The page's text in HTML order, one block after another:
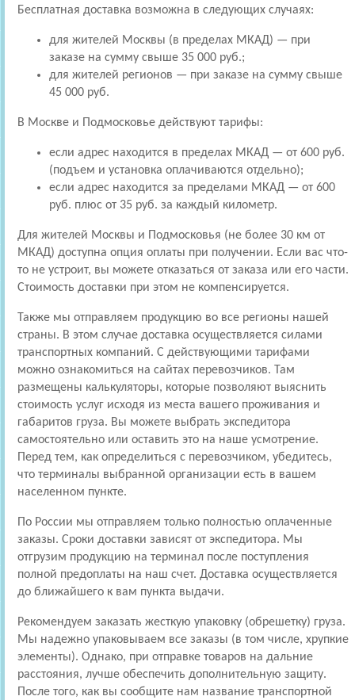
Бесплатная доставка возможна в следующих случаях:
для жителей Москвы (в пределах МКАД) — при
заказе на сумму свыше 35 000 руб.;
для жителей регионов — при заказе на сумму свыше
45 000 руб.
В Москве и Подмосковье действуют тарифы:
если адрес находится в пределах МКАД — от 600 руб.
(подъем и установка оплачиваются отдельно);
если адрес находится за пределами МКАД — от 600
руб. плюс от 35 руб. за каждый километр.
Для жителей Москвы и Подмосковья (не более 30 км от
МКАД) доступна опция оплаты при получении. Если вас что-
то не устроит, вы можете отказаться от заказа или его части.
Стоимость доставки при этом не компенсируется.
Также мы отправляем продукцию во все регионы нашей
страны. В этом случае доставка осуществляется силами
транспортных компаний. С действующими тарифами
можно ознакомиться на сайтах перевозчиков. Там
размещены калькуляторы, которые позволяют выяснить
стоимость услуг исходя из места вашего проживания и
габаритов груза. Вы можете выбрать экспедитора
самостоятельно или оставить это на наше усмотрение.
Перед тем, как определиться с перевозчиком, убедитесь,
что терминалы выбранной организации есть в вашем
населенном пункте.
По России мы отправляем только полностью оплаченные
заказы. Сроки доставки зависят от экспедитора. Мы
отгрузим продукцию на терминал после поступления
полной предоплаты на наш счет. Доставка осуществляется
до ближайшего к вам пункта выдачи.
Рекомендуем заказать жесткую упаковку (обрешетку) груза.
Мы надежно упаковываем все заказы (в том числе, хрупкие
элементы). Однако, при отправке товаров на дальние
расстояния, лучше обеспечить дополнительную защиту.
После того, как вы сообщите нам название транспортной